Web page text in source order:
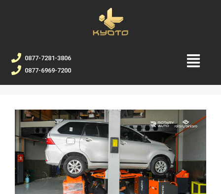
0877-7281-3806
0877-6969-7200